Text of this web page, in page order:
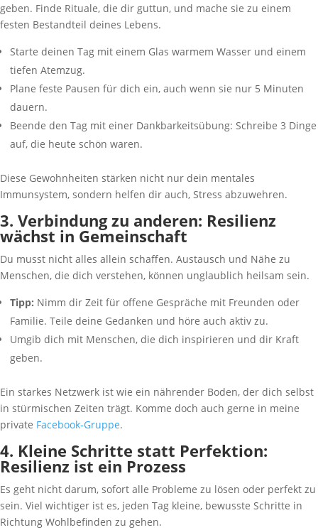
geben. Finde Rituale, die dir guttun, und mache sie zu einem
festen Bestandteil deines Lebens.
Starte deinen Tag mit einem Glas warmem Wasser und einem
tiefen Atemzug.
Plane feste Pausen für dich ein, auch wenn sie nur 5 Minuten
dauern.
Beende den Tag mit einer Dankbarkeitsübung: Schreibe 3 Dinge
auf, die heute schön waren.
Diese Gewohnheiten stärken nicht nur dein mentales
Immunsystem, sondern helfen dir auch, Stress abzuwehren.
3. Verbindung zu anderen: Resilienz
wächst in Gemeinschaft
Du musst nicht alles allein schaffen. Austausch und Nähe zu
Menschen, die dich verstehen, können unglaublich heilsam sein.
Tipp: Nimm dir Zeit für offene Gespräche mit Freunden oder
Familie. Teile deine Gedanken und höre auch aktiv zu.
Umgib dich mit Menschen, die dich inspirieren und dir Kraft
geben.
Ein starkes Netzwerk ist wie ein nährender Boden, der dich selbst
in stürmischen Zeiten trägt. Komme doch auch gerne in meine
private Facebook-Gruppe.
4. Kleine Schritte statt Perfektion:
Resilienz ist ein Prozess
Es geht nicht darum, sofort alle Probleme zu lösen oder perfekt zu
sein. Viel wichtiger ist es, jeden Tag kleine, bewusste Schritte in
Richtung Wohlbefinden zu gehen.